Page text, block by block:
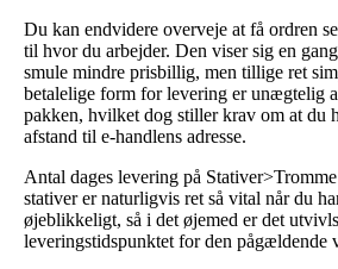
Du kan endvidere overveje at få ordren
til hvor du arbejder. Den viser sig en
smule mindre prisbillig, men tillige ret
betalelige form for levering er unægtelig
pakken, hvilket dog stiller krav om at du
afstand til e-handlens adresse.
Antal dages levering på
stativer er naturligvis ret så vital når du
øjeblikkeligt, så i det øjemed er det
leveringstidspunktet for den pågældende